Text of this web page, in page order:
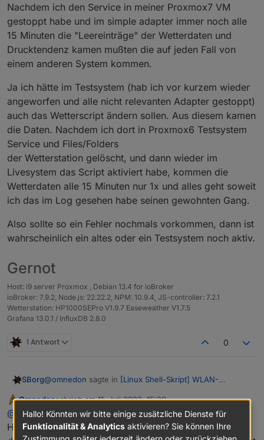
wo es noch läuft.
Ansonsten könntest du auch auf einem Windows-
Rechner zB. Wireshark nutzen und den gesamten
Netzwerktraffic nach der IP+Port sniffen. Dann siehst du
das IP a.b.c.d ebenfalls auf den Port zugreift.
Nachdem ich den Service in meiner Proxmox7 VM
gestoppt habe und im simple adapter immer noch alle
15 Minuten die "Leereinträge" der Wetterdaten und
Drucktendenz kamen mußten die auf jeden Fall von
einem anderen System kommen.
Ja ich hätte im Testsystem (hab ich vor kurzem wieder
angeworfen und alle nicht relevanten Adapter gestoppt)
auch das Wetterscript ändern sollen. Aus diesem kamen
die Daten. Nachdem ich dort in Proxmox6 Testsystem
Service und Files/Folders
der Wetterstation gelöscht, und dann wieder im
Livesystem das Script aktiviert habe, kommen die
Wetterdaten alle 15 Minuten nur 1x und alles geht soweit
ich das im Log gesehen habe seinen gewohnten Gang.
Also sollte so ein Fehler nochmals vorkommen, dann ist
wahrscheinlich ein altes oder ein Testsystem noch aktiv.
Gernot
Host: i9 server Proxmox , Debian 13.4 for ioBroker
ioBroker: 7.9.2, Node.js: 22.22.2, NPM: 10.9.4, JS-controller: 7.2.1
Wetterstation: HP1000SEPro V1.9.7 Easeweather V1.7.5
Grafana 13.0.1 / InfluxDB 2.8.0
1 Antwort 0
SBorg@omnedon sagte in [Linux Shell-Skript] WLAN-
Worauf bezieht sich hier die Zeile 1 / Spalte 10
Omnedonschrieb am11. Juli 2022, 15:20
@
sborg
Hallo,
Hallo! Könnten wir bitte einige zusätzliche Dienste für
Funktionalität & Analytics aktivieren? Sie können Ihre